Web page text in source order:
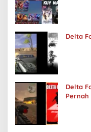
Delta
Delta
Pernah